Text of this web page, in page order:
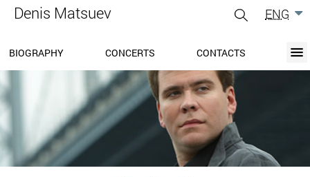
Denis Matsuev ENG
BIOGRAPHY CONCERTS
CONTACTS
BIOGRAPHY
CONCERTS
BLOG
DISCOGRAPHY
PRESS-CENTER